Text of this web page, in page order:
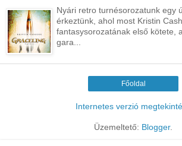
Nyári retro turnésorozatunk egy
érkeztünk, ahol most Kristin
fantasysorozatának első kötete,
gara...
Főoldal
Internetes verzió
Üzemeltető: Blogger.